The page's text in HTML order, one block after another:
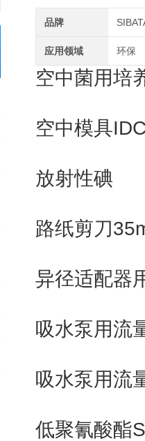
品牌
应用领域 环保
空中菌用培
空中模具
放射性碘
路纸剪刀
异径适配器
吸水泵用流
吸水泵用流
低聚氰酸酯